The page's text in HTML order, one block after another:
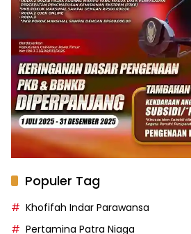
Populer Tag
Khofifah Indar Parawansa
Pertamina Patra Niaga